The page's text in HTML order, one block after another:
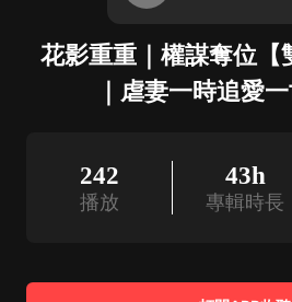
花影重重｜權謀奪位【
｜虐妻一時追愛
242
播放
43h
專輯時長